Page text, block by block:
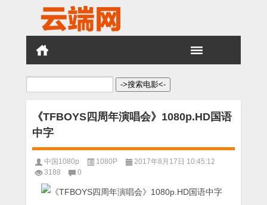
搜
《TFBOYS四周年演唱会》1080p.HD国语
中字
中国1080p 1080P
2017年8月17日 10:45:12
3188
0